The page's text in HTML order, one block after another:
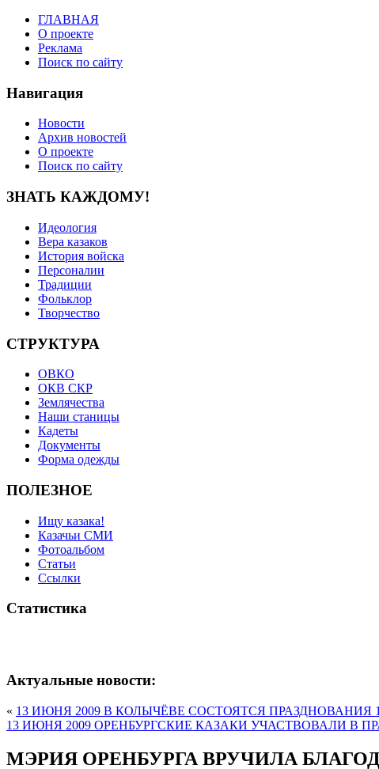
ГЛАВНАЯ
О проекте
Реклама
Поиск по сайту
Навигация
Новости
Архив новостей
О проекте
Поиск по сайту
ЗНАТЬ КАЖДОМУ!
Идеология
Вера казаков
История войска
Персоналии
Традиции
Фольклор
Творчество
СТРУКТУРА
ОВКО
ОКВ СКР
Землячества
Наши станицы
Кадеты
Документы
Форма одежды
ПОЛЕЗНОЕ
Ищу казака!
Казачьи СМИ
Фотоальбом
Статьи
Ссылки
Статистика
Актуальные новости:
« 13 ИЮНЯ 2009 В КОЛЫЧЁВЕ СОСТОЯТСЯ
13 ИЮНЯ 2009 ОРЕНБУРГСКИЕ КАЗАКИ УЧАСТВОВАЛИ В
МЭРИЯ ОРЕНБУРГА ВРУЧИЛА